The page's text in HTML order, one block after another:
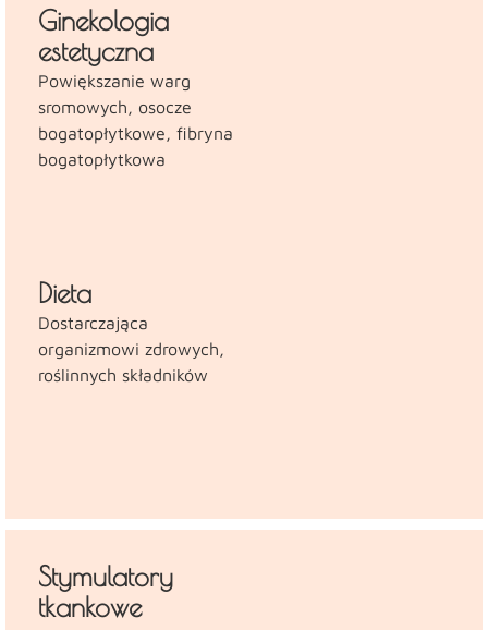
Ginekologia
estetyczna
Powiększanie warg
sromowych, osocze
bogatopłytkowe, fibryna
bogatopłytkowa
Dieta
Dostarczająca
organizmowi zdrowych,
roślinnych składników
Stymulatory
tkankowe